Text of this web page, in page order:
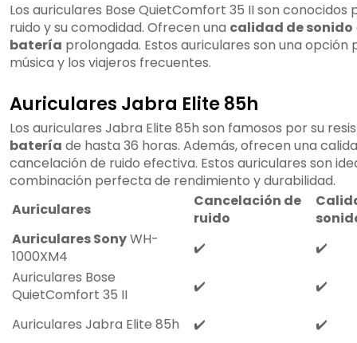
Los auriculares Bose QuietComfort 35 II son
ruido y su comodidad. Ofrecen una calidad de sonido
batería prolongada. Estos auriculares son una
música y los viajeros frecuentes.
Auriculares Jabra Elite 85h
Los auriculares Jabra Elite 85h son famosos por su
batería de hasta 36 horas. Además, ofrecen una
cancelación de ruido efectiva. Estos auriculares son
combinación perfecta de rendimiento y durabilidad.
Auriculares
Cancelación de
ruido
Auriculares SonyWH-
1000XM4
✔️
✔️
Auriculares Bose
QuietComfort 35 II
✔️ ✔️
Auriculares Jabra Elite 85h ✔️
✔️